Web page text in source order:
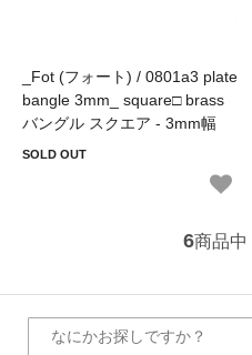
_Fot (フォート) / 0801a3 plate
bangle 3mm_ square□ brass
バングル スクエア - 3mm幅
SOLD OUT
6商品中